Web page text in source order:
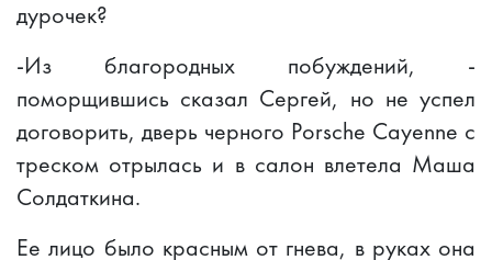
дурочек?
-Из благородных побуждений, -
поморщившись сказал Сергей, но не успел
договорить, дверь черного Porsche Cayenne с
треском отрылась и в салон влетела Маша
Солдаткина.
Ее лицо было красным от гнева, в руках она